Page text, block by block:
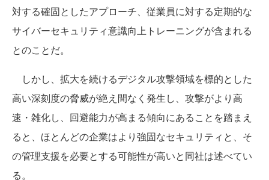
対する確固としたアプローチ、従業員に対する定期的な
サイバーセキュリティ意識向上トレーニングが含まれる
とのことだ。
しかし、拡大を続けるデジタル攻撃領域を標的とした
高い深刻度の脅威が絶え間なく発生し、攻撃がより高
速・雑化し、回避能力が高まる傾向にあることを踏まえ
ると、ほとんどの企業はより強固なセキュリティと、そ
の管理支援を必要とする可能性が高いと同社は述べてい
る。